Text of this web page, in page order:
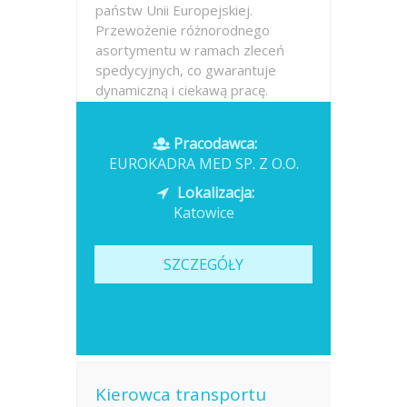
państw Unii Europejskiej.
Przewożenie różnorodnego
asortymentu w ramach zleceń
spedycyjnych, co gwarantuje
dynamiczną i ciekawą pracę.
Opublikowano: dzisiaj
Pracodawca:
EUROKADRA MED SP. Z O.O.
Lokalizacja:
Katowice
SZCZEGÓŁY
Kierowca transportu